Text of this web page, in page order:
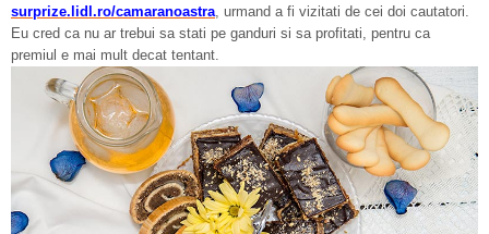
surprize.lidl.ro/camaranoastra, urmand a fi vizitati de cei doi cautatori.
Eu cred ca nu ar trebui sa stati pe ganduri si sa profitati, pentru ca
premiul e mai mult decat tentant.